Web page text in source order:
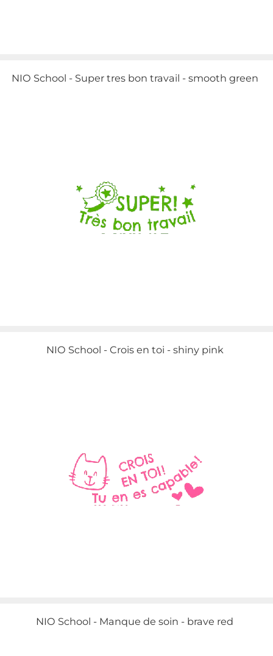
NIO School - Super tres bon travail - smooth green
NIO School - Crois en toi - shiny pink
NIO School - Manque de soin - brave red